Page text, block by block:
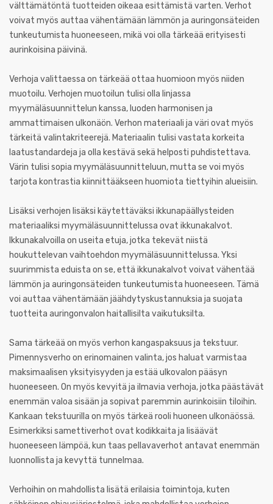
välttämätöntä tuotteiden oikeaa esittämistä varten. Verhot
voivat myös auttaa vähentämään lämmön ja auringonsäteiden
tunkeutumista huoneeseen, mikä voi olla tärkeää erityisesti
aurinkoisina päivinä.
Verhoja valittaessa on tärkeää ottaa huomioon myös niiden
muotoilu. Verhojen muotoilun tulisi olla linjassa
myymäläsuunnittelun kanssa, luoden harmonisen ja
ammattimaisen ulkonäön. Verhon materiaali ja väri ovat myös
tärkeitä valintakriteerejä. Materiaalin tulisi vastata korkeita
laatustandardeja ja olla kestävä sekä helposti puhdistettava.
Värin tulisi sopia myymäläsuunnitteluun, mutta se voi myös
tarjota kontrastia kiinnittääkseen huomiota tiettyihin alueisiin.
Lisäksi verhojen lisäksi käytettäväksi ikkunapäällysteiden
materiaaliksi myymäläsuunnittelussa ovat ikkunakalvot.
Ikkunakalvoilla on useita etuja, jotka tekevät niistä
houkuttelevan vaihtoehdon myymäläsuunnittelussa. Yksi
suurimmista eduista on se, että ikkunakalvot voivat vähentää
lämmön ja auringonsäteiden tunkeutumista huoneeseen. Tämä
voi auttaa vähentämään jäähdytyskustannuksia ja suojata
tuotteita auringonvalon haitallisilta vaikutuksilta.
Sama tärkeää on myös verhon kangaspaksuus ja tekstuur.
Pimennysverho on erinomainen valinta, jos haluat varmistaa
maksimaalisen yksityisyyden ja estää ulkovalon pääsyn
huoneeseen. On myös kevyitä ja ilmavia verhoja, jotka päästävät
enemmän valoa sisään ja sopivat paremmin aurinkoisiin tiloihin.
Kankaan tekstuurilla on myös tärkeä rooli huoneen ulkonäössä.
Esimerkiksi samettiverhot ovat kodikkaita ja lisäävät
huoneeseen lämpöä, kun taas pellavaverhot antavat enemmän
luonnollista ja kevyttä tunnelmaa.
Verhoihin on mahdollista lisätä erilaisia toimintoja, kuten